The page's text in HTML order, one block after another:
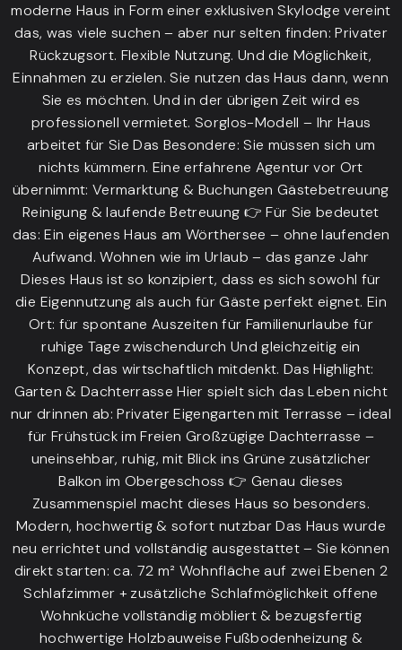
moderne Haus in Form einer exklusiven Skylodge vereint
das, was viele suchen – aber nur selten finden: Privater
Rückzugsort. Flexible Nutzung. Und die Möglichkeit,
Einnahmen zu erzielen. Sie nutzen das Haus dann, wenn
Sie es möchten. Und in der übrigen Zeit wird es
professionell vermietet. Sorglos-Modell – Ihr Haus
arbeitet für Sie Das Besondere: Sie müssen sich um
nichts kümmern. Eine erfahrene Agentur vor Ort
übernimmt: Vermarktung & Buchungen Gästebetreuung
Reinigung & laufende Betreuung 👉 Für Sie bedeutet
das: Ein eigenes Haus am Wörthersee – ohne laufenden
Aufwand. Wohnen wie im Urlaub – das ganze Jahr
Dieses Haus ist so konzipiert, dass es sich sowohl für
die Eigennutzung als auch für Gäste perfekt eignet. Ein
Ort: für spontane Auszeiten für Familienurlaube für
ruhige Tage zwischendurch Und gleichzeitig ein
Konzept, das wirtschaftlich mitdenkt. Das Highlight:
Garten & Dachterrasse Hier spielt sich das Leben nicht
nur drinnen ab: Privater Eigengarten mit Terrasse – ideal
für Frühstück im Freien Großzügige Dachterrasse –
uneinsehbar, ruhig, mit Blick ins Grüne zusätzlicher
Balkon im Obergeschoss 👉 Genau dieses
Zusammenspiel macht dieses Haus so besonders.
Modern, hochwertig & sofort nutzbar Das Haus wurde
neu errichtet und vollständig ausgestattet – Sie können
direkt starten: ca. 72 m² Wohnfläche auf zwei Ebenen 2
Schlafzimmer + zusätzliche Schlafmöglichkeit offene
Wohnküche vollständig möbliert & bezugsfertig
hochwertige Holzbauweise Fußbodenheizung &